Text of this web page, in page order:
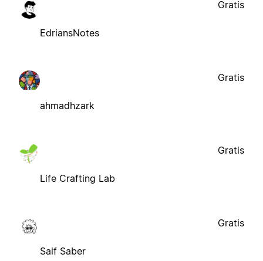
EdriansNotes
Gratis
ahmadhzark
Gratis
Life Crafting Lab
Gratis
Saif Saber
Gratis